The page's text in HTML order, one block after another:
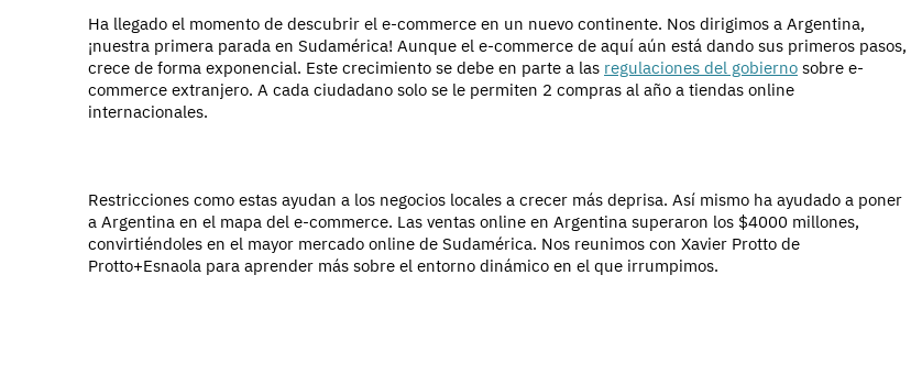
Ha llegado el momento de descubrir el e-commerce en un nuevo continente. Nos dirigimos a Argentina,
¡nuestra primera parada en Sudamérica! Aunque el e-commerce de aquí aún está dando sus primeros pasos,
crece de forma exponencial. Este crecimiento se debe en parte a las regulaciones del gobierno sobre e-
commerce extranjero. A cada ciudadano solo se le permiten 2 compras al año a tiendas online
internacionales.
Restricciones como estas ayudan a los negocios locales a crecer más deprisa. Así mismo ha ayudado a poner
a Argentina en el mapa del e-commerce. Las ventas online en Argentina superaron los $4000 millones,
convirtiéndoles en el mayor mercado online de Sudamérica. Nos reunimos con Xavier Protto de
Protto+Esnaola para aprender más sobre el entorno dinámico en el que irrumpimos.